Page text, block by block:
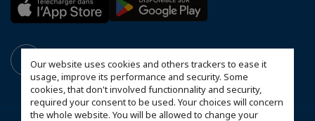
Our website uses cookies and others trackers to ease it
usage, improve its performance and security. Some
cookies, that don't involved functionnality and security,
required your consent to be used. Your choices will concern
the whole website. You will be allowed to change your